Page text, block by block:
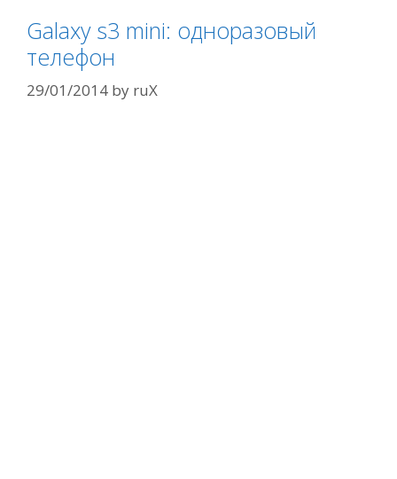
Galaxy s3 mini: одноразовый
телефон
29/01/2014 by ruX